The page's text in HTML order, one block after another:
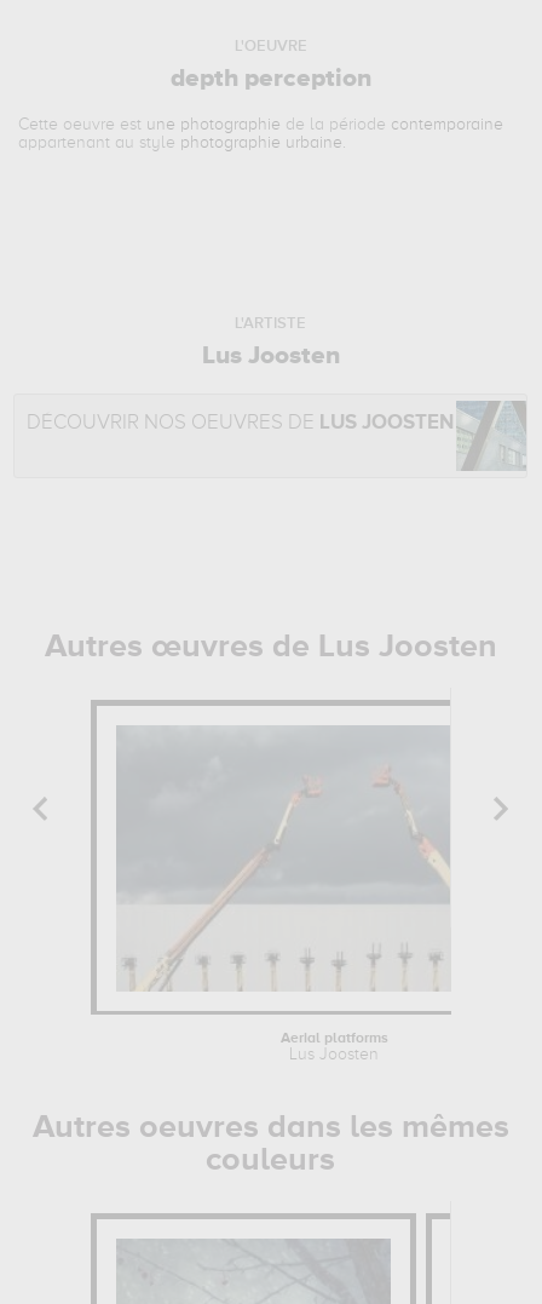
L'OEUVRE
depth perception
Cette oeuvre est une photographie de la période contemporaine
appartenant au style photographie urbaine.
L'ARTISTE
Lus Joosten
DÉCOUVRIR NOS OEUVRES DE LUS JOOSTEN
Autres œuvres de Lus Joosten
Aerial platforms
Lus Joosten
Autres oeuvres dans les mêmes
couleurs